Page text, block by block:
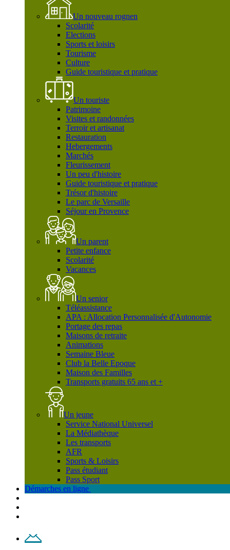
Un nouveau rognen
Scolarité
Elections
Sports et loisirs
Tourisme
Culture
Guide touristique et pratique
Un touriste
Patrimoine
Visites et randonnées
Terroir et artisanat
Restauration
Hebergements
Marchés
Fleurissement
Un peu d'histoire
Guide touristique et pratique
Trésor d'histoire
Le parc de Versaille
Séjour en Provence
Un parent
Petite enfance
Scolarité
Vacances
Un senior
Téléassistance
APA : Allocation Personnalisée d'Autonomie
Portage des repas
Maisons de retraite
Animations
Semaine Bleue
Club la Belle Epoque
Maison des Familles
Transports gratuits 65 ans et +
Un jeune
Service National Universel
La Médiathèque
Les transports
AFR
Sports & Loisirs
Pass étudiant
Pass Sport
Démarches en ligne
Contact